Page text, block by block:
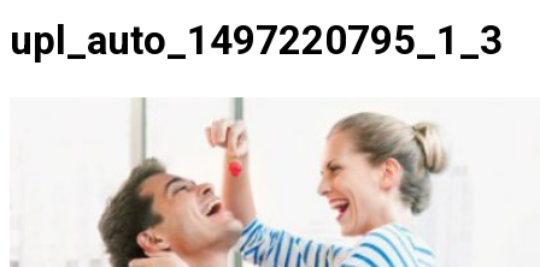
upl_auto_1497220795_1_3